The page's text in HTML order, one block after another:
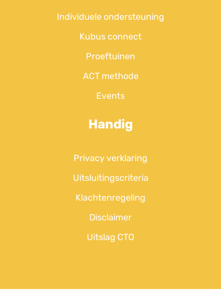
Individuele ondersteuning
Kubus connect
Proeftuinen
ACT methode
Events
Handig
Privacy verklaring
Uitsluitingscriteria
Klachtenregeling
Disclaimer
Uitslag CTO